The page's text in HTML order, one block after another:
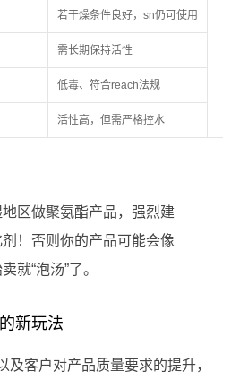
若干燥条件良好，sn仍可使用
需长期保持活性
低毒、符合reach法规
活性高，但需严格控水
区做聚氨酯产品，强烈建
！否则你的产品可能会像
就“泡汤”了。
新玩法
及客户对产品质量要求的提升，